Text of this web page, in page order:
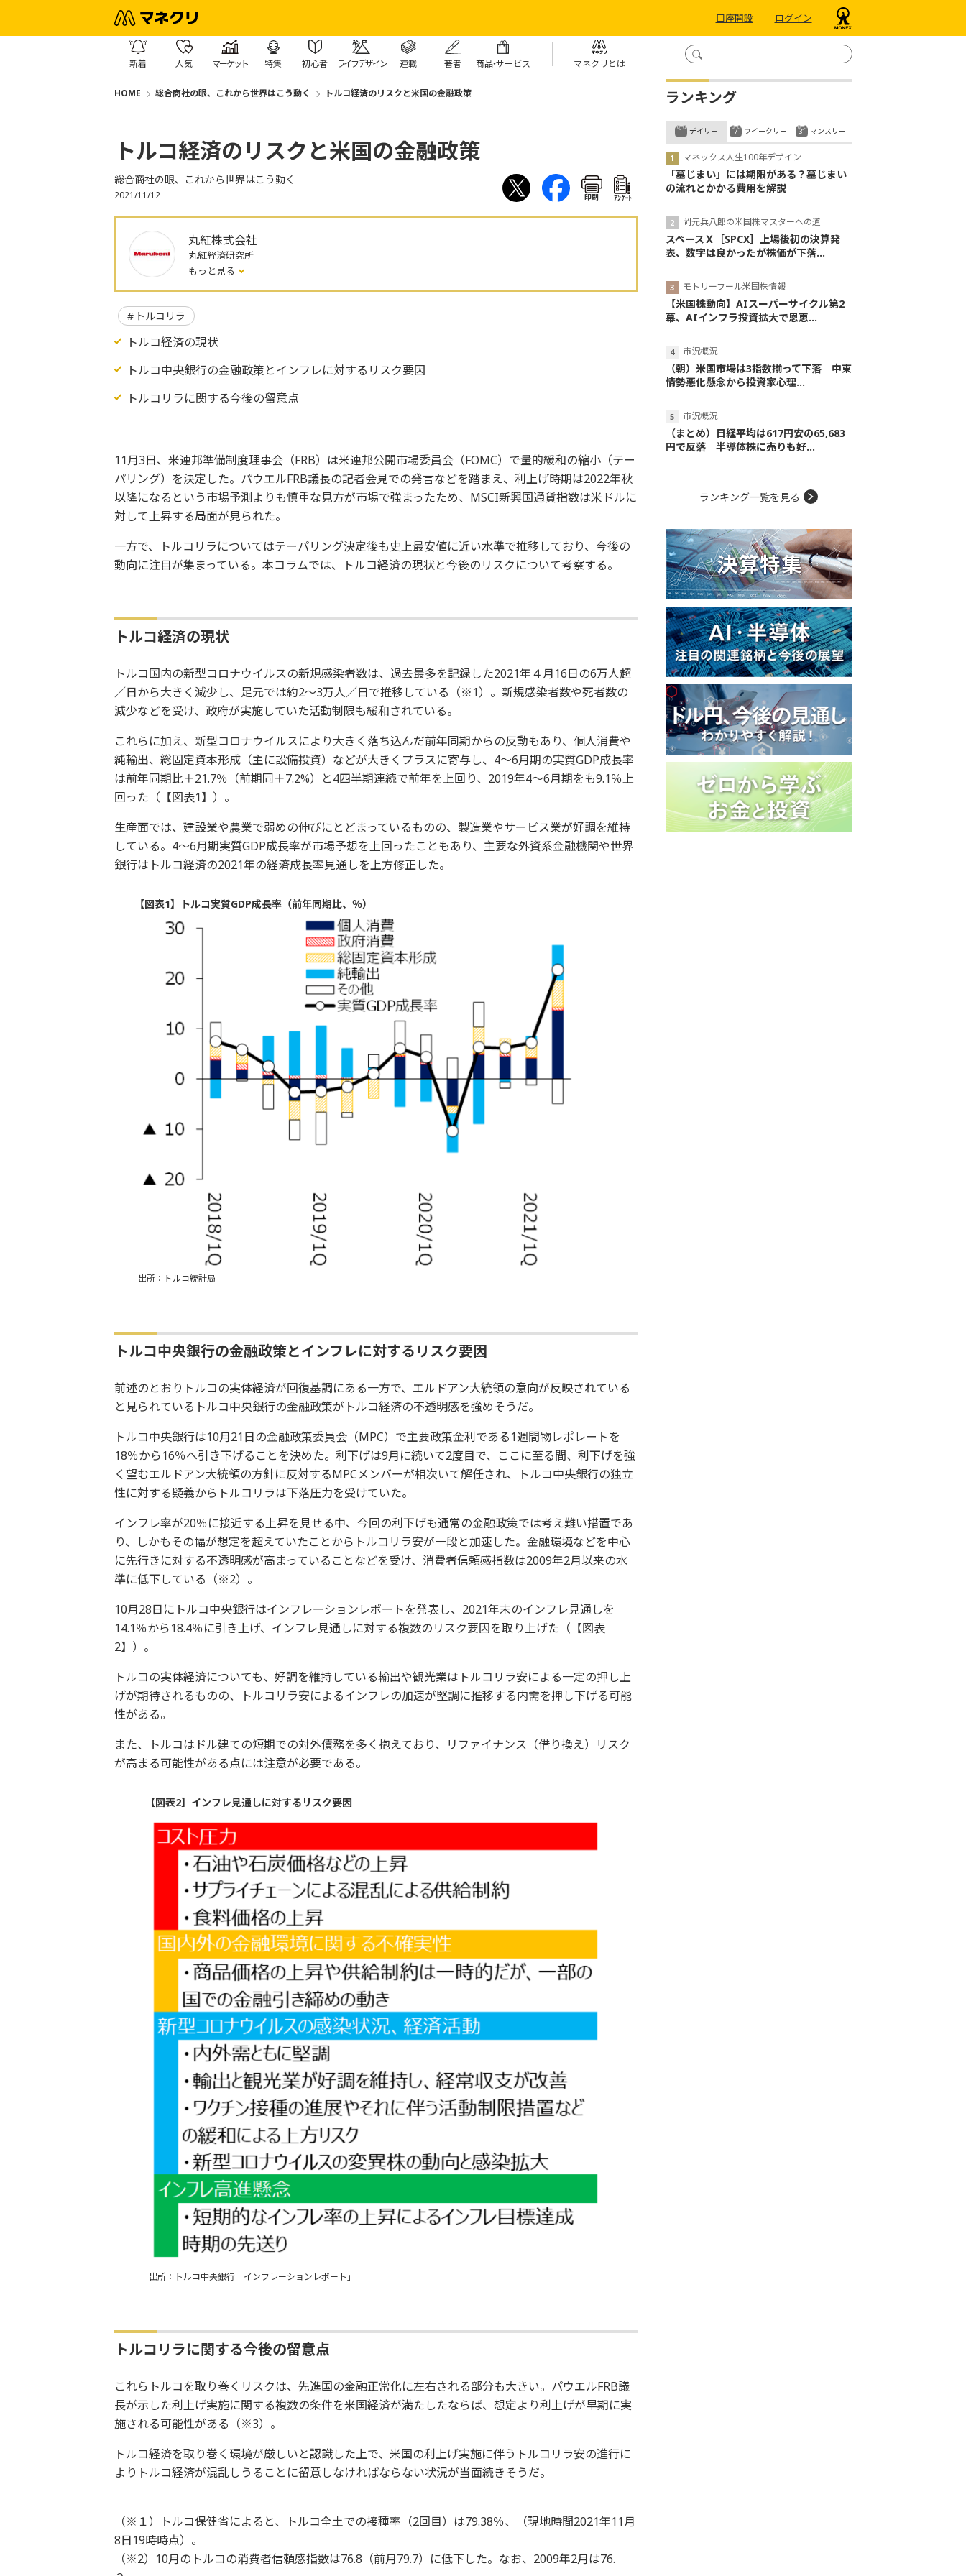
口座開設 ログイン
新着 人気 マーケット 特集 初心者 ライフデザイン 連載 著者 商品・サービス マネクリとは
HOME 総合商社の眼、これから世界はこう動く トルコ経済のリスクと米国の金融政策
トルコ経済のリスクと米国の金融政策
総合商社の眼、これから世界はこう動く
2021/11/12 印刷 ｱﾝｹｰﾄ
丸紅株式会社
丸紅経済研究所
もっと見る
トルコリラ
トルコ経済の現状
トルコ中央銀行の金融政策とインフレに対するリスク要因
トルコリラに関する今後の留意点
11月3日、米連邦準備制度理事会（FRB）は米連邦公開市場委員会（FOMC）で量的緩和の縮小（テー
パリング）を決定した。パウエルFRB議長の記者会見での発言などを踏まえ、利上げ時期は2022年秋
以降になるという市場予測よりも慎重な見方が市場で強まったため、MSCI新興国通貨指数は米ドルに
対して上昇する局面が見られた。
一方で、トルコリラについてはテーパリング決定後も史上最安値に近い水準で推移しており、今後の
動向に注目が集まっている。本コラムでは、トルコ経済の現状と今後のリスクについて考察する。
トルコ経済の現状
トルコ国内の新型コロナウイルスの新規感染者数は、過去最多を記録した2021年４月16日の6万人超
／日から大きく減少し、足元では約2～3万人／日で推移している（※1）。新規感染者数や死者数の
減少などを受け、政府が実施していた活動制限も緩和されている。
これらに加え、新型コロナウイルスにより大きく落ち込んだ前年同期からの反動もあり、個人消費や
純輸出、総固定資本形成（主に設備投資）などが大きくプラスに寄与し、4～6月期の実質GDP成長率
は前年同期比＋21.7％（前期同＋7.2%）と4四半期連続で前年を上回り、2019年4～6月期をも9.1％上
回った（【図表1】）。
生産面では、建設業や農業で弱めの伸びにとどまっているものの、製造業やサービス業が好調を維持
している。4～6月期実質GDP成長率が市場予想を上回ったこともあり、主要な外資系金融機関や世界
銀行はトルコ経済の2021年の経済成長率見通しを上方修正した。
【図表1】トルコ実質GDP成長率（前年同期比、％）
出所：トルコ統計局
トルコ中央銀行の金融政策とインフレに対するリスク要因
前述のとおりトルコの実体経済が回復基調にある一方で、エルドアン大統領の意向が反映されている
と見られているトルコ中央銀行の金融政策がトルコ経済の不透明感を強めそうだ。
トルコ中央銀行は10月21日の金融政策委員会（MPC）で主要政策金利である1週間物レポレートを
18％から16％へ引き下げることを決めた。利下げは9月に続いて2度目で、ここに至る間、利下げを強
く望むエルドアン大統領の方針に反対するMPCメンバーが相次いて解任され、トルコ中央銀行の独立
性に対する疑義からトルコリラは下落圧力を受けていた。
インフレ率が20％に接近する上昇を見せる中、今回の利下げも通常の金融政策では考え難い措置であ
り、しかもその幅が想定を超えていたことからトルコリラ安が一段と加速した。金融環境などを中心
に先行きに対する不透明感が高まっていることなどを受け、消費者信頼感指数は2009年2月以来の水
準に低下している（※2）。
10月28日にトルコ中央銀行はインフレーションレポートを発表し、2021年末のインフレ見通しを
14.1％から18.4％に引き上げ、インフレ見通しに対する複数のリスク要因を取り上げた（【図表
2】）。
トルコの実体経済についても、好調を維持している輸出や観光業はトルコリラ安による一定の押し上
げが期待されるものの、トルコリラ安によるインフレの加速が堅調に推移する内需を押し下げる可能
性がある。
また、トルコはドル建ての短期での対外債務を多く抱えており、リファイナンス（借り換え）リスク
が高まる可能性がある点には注意が必要である。
【図表2】インフレ見通しに対するリスク要因
出所：トルコ中央銀行「インフレーションレポート」
トルコリラに関する今後の留意点
これらトルコを取り巻くリスクは、先進国の金融正常化に左右される部分も大きい。パウエルFRB議
長が示した利上げ実施に関する複数の条件を米国経済が満たしたならば、想定より利上げが早期に実
施される可能性がある（※3）。
トルコ経済を取り巻く環境が厳しいと認識した上で、米国の利上げ実施に伴うトルコリラ安の進行に
よりトルコ経済が混乱しうることに留意しなければならない状況が当面続きそうだ。
（※１）トルコ保健省によると、トルコ全土での接種率（2回目）は79.38％、（現地時間2021年11月
8日19時時点）。
（※2）10月のトルコの消費者信頼感指数は76.8（前月79.7）に低下した。なお、2009年2月は76.
ランキング
デイリー
マネックス人生100年デザイン
「墓じまい」には期限がある？墓じまい
の流れとかかる費用を解説
岡元兵八郎の米国株マスターへの道
スペースＸ［SPCX］上場後初の決算発
表、数字は良かったが株価が下落...
モトリーフール米国株情報
【米国株動向】AIスーパーサイクル第2
幕、AIインフラ投資拡大で恩恵...
市況概況
（朝）米国市場は3指数揃って下落 中東
情勢悪化懸念から投資家心理...
市況概況
（まとめ）日経平均は617円安の65,683
円で反落 半導体株に売りも好...
ウイークリー マンスリー
ランキング一覧を見る